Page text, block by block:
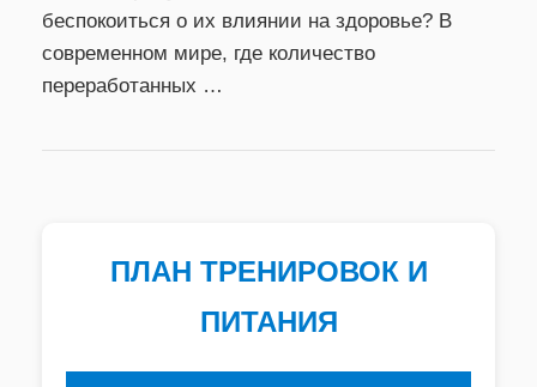
беспокоиться о их влиянии на здоровье? В
современном мире, где количество
переработанных …
ПЛАН ТРЕНИРОВОК И
ПИТАНИЯ